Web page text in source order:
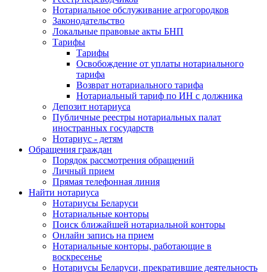
Нотариальное обслуживание агрогородков
Законодательство
Локальные правовые акты БНП
Тарифы
Тарифы
Освобождение от уплаты нотариального
тарифа
Возврат нотариального тарифа
Нотариальный тариф по ИН с должника
Депозит нотариуса
Публичные реестры нотариальных палат
иностранных государств
Нотариус - детям
Обращения граждан
Порядок рассмотрения обращений
Личный прием
Прямая телефонная линия
Найти нотариуса
Нотариусы Беларуси
Нотариальные конторы
Поиск ближайшей нотариальной конторы
Онлайн запись на прием
Нотариальные конторы, работающие в
воскресенье
Нотариусы Беларуси, прекратившие деятельность